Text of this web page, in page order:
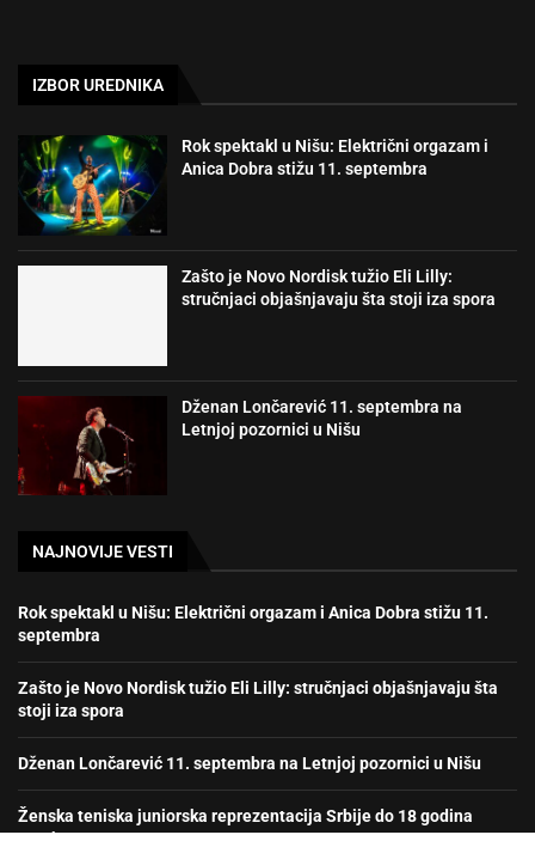
IZBOR UREDNIKA
Rok spektakl u Nišu: Električni orgazam i
Anica Dobra stižu 11. septembra
Zašto je Novo Nordisk tužio Eli Lilly:
stručnjaci objašnjavaju šta stoji iza spora
Dženan Lončarević 11. septembra na
Letnjoj pozornici u Nišu
NAJNOVIJE VESTI
Rok spektakl u Nišu: Električni orgazam i Anica Dobra stižu 11.
septembra
Zašto je Novo Nordisk tužio Eli Lilly: stručnjaci objašnjavaju šta
stoji iza spora
Dženan Lončarević 11. septembra na Letnjoj pozornici u Nišu
Ženska teniska juniorska reprezentacija Srbije do 18 godina